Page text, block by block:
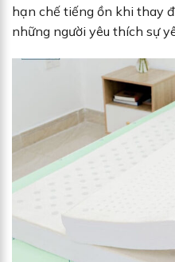
hạn chế tiếng ồn khi thay
những người yêu thích sự